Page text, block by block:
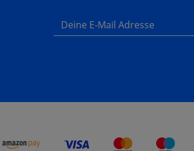
Deine E-Mail Adresse